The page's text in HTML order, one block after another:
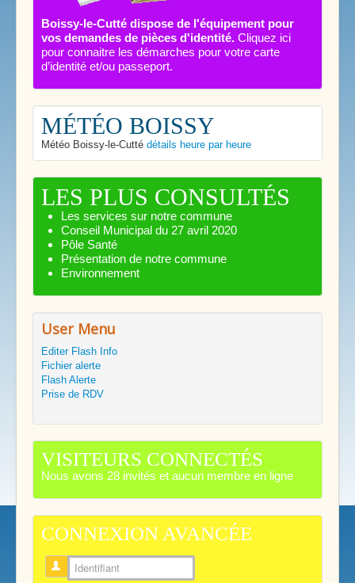
Boissy-le-Cutté dispose de l'équipement pour
vos demandes de pièces d'identité. Cliquez ici
pour connaitre les démarches pour votre carte
d’identité et/ou passeport.
MÉTÉO BOISSY
Météo Boissy-le-Cutté détails heure par heure
LES PLUS CONSULTÉS
Les services sur notre commune
Conseil Municipal du 27 avril 2020
Pôle Santé
Présentation de notre commune
Environnement
User Menu
Editer Flash Info
Fichier alerte
Flash Alerte
Prise de RDV
VISITEURS CONNECTÉS
Nous avons 28 invités et aucun membre en ligne
CONNEXION AVANCÉE
Identifiant